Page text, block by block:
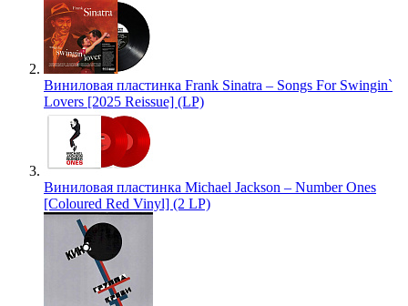
Виниловая пластинка Frank Sinatra – Songs For Swingin`
Lovers [2025 Reissue] (LP)
Виниловая пластинка Michael Jackson – Number Ones
[Coloured Red Vinyl] (2 LP)